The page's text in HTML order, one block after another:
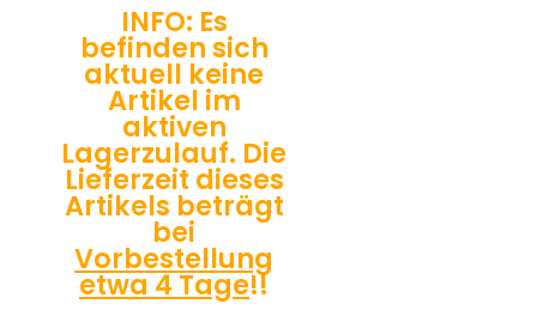
INFO: Es
befinden sich
aktuell keine
Artikel im
aktiven
Lagerzulauf. Die
Lieferzeit dieses
Artikels beträgt
bei
Vorbestellung
etwa 4 Tage!!